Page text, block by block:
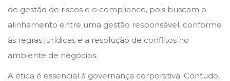
de gestão de riscos e o compliance, pois buscam o
alinhamento entre uma gestão responsável, conforme
às regras jurídicas e a resolução de conflitos no
ambiente de negócios.
A ética é essencial à governança corporativa. Contudo,